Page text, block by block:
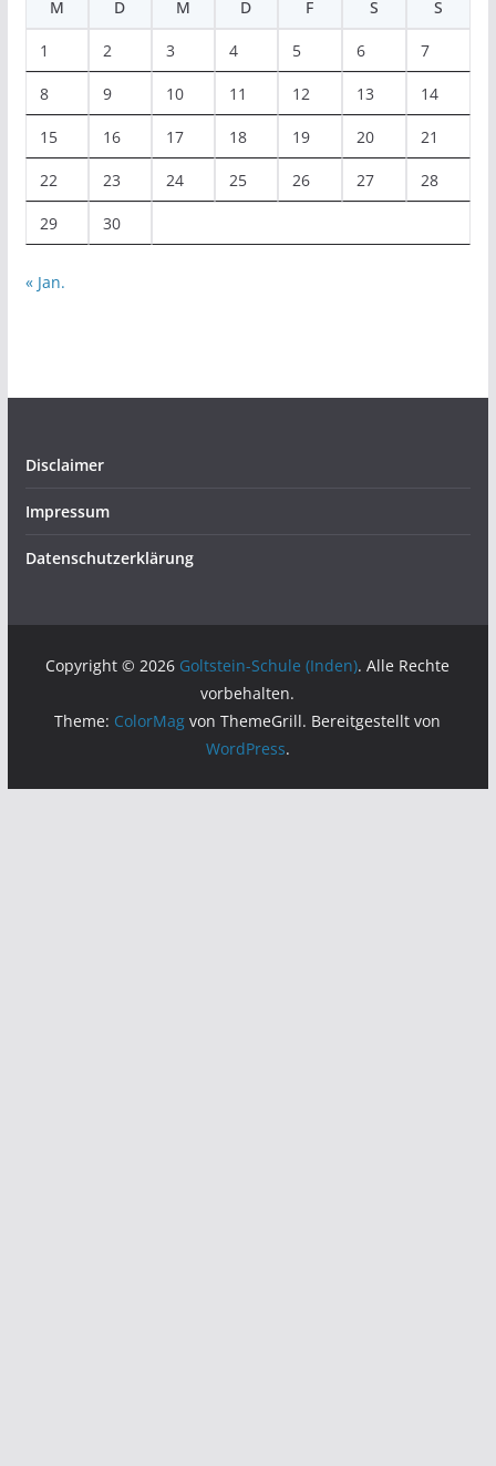
M D M D F S S
1 2 3 4 5 6 7
8 9 10 11 12 13 14
15 16 17 18 19 20 21
22 23 24 25 26 27 28
29 30
« Jan.
Disclaimer
Impressum
Datenschutzerklärung
Copyright © 2026 Goltstein-Schule (Inden). Alle Rechte
vorbehalten.
Theme: ColorMag von ThemeGrill. Bereitgestellt von
WordPress.